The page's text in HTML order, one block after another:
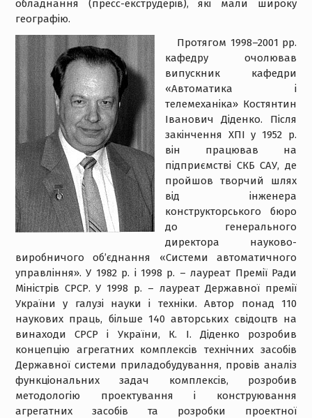
обладнання (пресс-екструдерів), які мали широку
географію.
Протягом 1998–2001 рр.
кафедру очолював
випускник кафедри
«Автоматика і
телемеханіка» Костянтин
Іванович Діденко. Після
закінчення ХПІ у 1952 р.
він працював на
підприємстві СКБ САУ, де
пройшов творчий шлях
від інженера
конструкторського бюро
до генерального
директора науково-
виробничого об’єднання «Системи автоматичного
управління». У 1982 р. і 1998 р. – лауреат Премії Ради
Міністрів СРСР. У 1998 р. – лауреат Державної премії
України у галузі науки і техніки. Автор понад 110
наукових праць, більше 140 авторських свідоцтв на
винаходи СРСР і України, К. І. Діденко розробив
концепцію агрегатних комплексів технічних засобів
Державної системи приладобудування, провів аналіз
функціональних задач комплексів, розробив
методологію проектування і конструювання
агрегатних засобів та розробки проектної